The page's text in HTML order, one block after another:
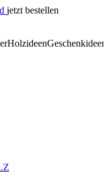
jetzt bestellen
Holzideen